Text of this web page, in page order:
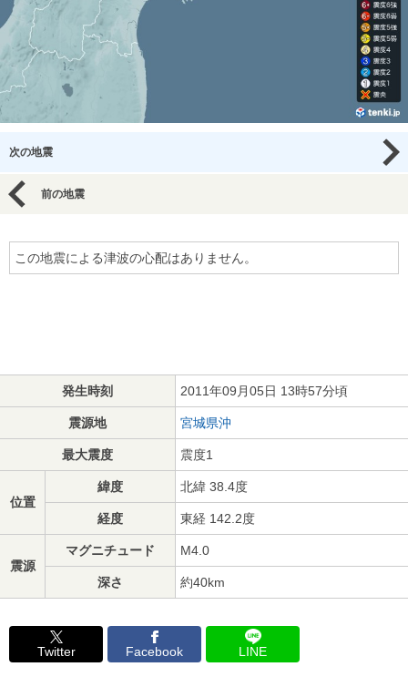
次の地震
前の地震
この地震による津波の心配はありません。
発生時刻 2011年09月05日 13時57分頃
震源地 宮城県沖
最大震度 震度1
位置
緯度 北緯 38.4度
経度 東経 142.2度
震源
マグニチュード M4.0
深さ 約40km
Twitter Facebook LINE